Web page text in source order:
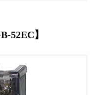
52EC】